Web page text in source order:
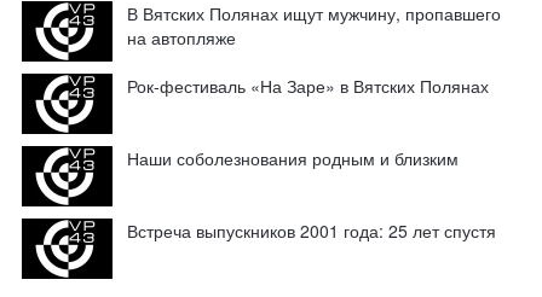
В Вятских Полянах ищут мужчину, пропавшего
на автопляже
Рок-фестиваль «На Заре» в Вятских Полянах
Наши соболезнования родным и близким
Встреча выпускников 2001 года: 25 лет спустя